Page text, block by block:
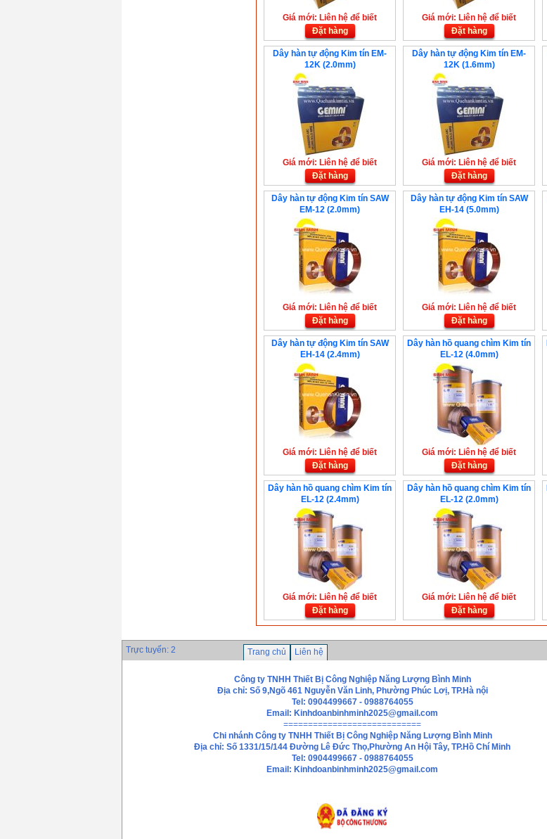
Giá mới: Liên hệ để biết
Đặt hàng
Giá mới: Liên hệ để biết
Đặt hàng
Dây hàn tự động Kim tín EM-
12K (2.0mm)
Giá mới: Liên hệ để biết
Đặt hàng
Dây hàn tự động Kim tín EM-
12K (1.6mm)
Giá mới: Liên hệ để biết
Đặt hàng
Dây hàn tự động Kim tín SAW
EM-12 (2.0mm)
Giá mới: Liên hệ để biết
Đặt hàng
Dây hàn tự động Kim tín SAW
EH-14 (5.0mm)
Giá mới: Liên hệ để biết
Đặt hàng
Dây hàn tự động Kim tín SAW
EH-14 (2.4mm)
Giá mới: Liên hệ để biết
Đặt hàng
Dây hàn hồ quang chìm Kim tín
EL-12 (4.0mm)
Giá mới: Liên hệ để biết
Đặt hàng
Dây hàn hồ quang chìm Kim tín
EL-12 (2.4mm)
Giá mới: Liên hệ để biết
Đặt hàng
Dây hàn hồ quang chìm Kim tín
EL-12 (2.0mm)
Giá mới: Liên hệ để biết
Đặt hàng
Trực tuyến: 2 Trang chủ Liên hệ
Công ty TNHH Thiết Bị Công Nghiệp Năng Lượng Bình Minh
Địa chỉ: Số 9,Ngõ 461 Nguyễn Văn Linh, Phường Phúc Lơị, TP.Hà nội
Tel: 0904499667 - 0988764055
Email: Kinhdoanbinhminh2025@gmail.com
============================
Chi nhánh Công ty TNHH Thiết Bị Công Nghiệp Năng Lượng Bình Minh
Địa chỉ: Số 1331/15/144 Đường Lê Đức Thọ,Phường An Hội Tây, TP.Hồ Chí Minh
Tel: 0904499667 - 0988764055
Email: Kinhdoanbinhminh2025@gmail.com